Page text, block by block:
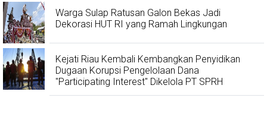
Warga Sulap Ratusan Galon Bekas Jadi
Dekorasi HUT RI yang Ramah Lingkungan
Kejati Riau Kembali Kembangkan Penyidikan
Dugaan Korupsi Pengelolaan Dana
"Participating Interest" Dikelola PT SPRH